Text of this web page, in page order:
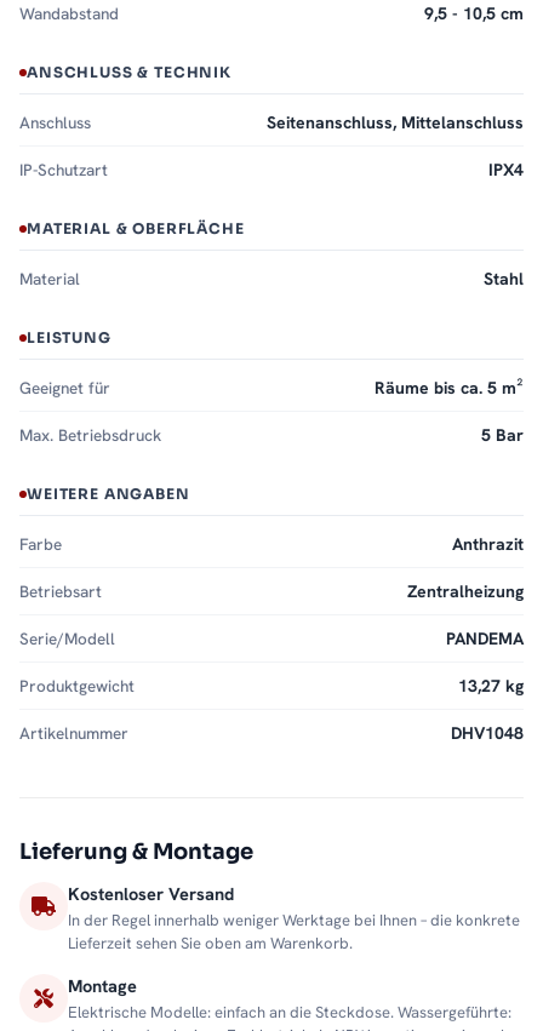
Wandabstand 9,5 - 10,5 cm
ANSCHLUSS & TECHNIK
Anschluss Seitenanschluss, Mittelanschluss
IP-Schutzart IPX4
MATERIAL & OBERFLÄCHE
Material Stahl
LEISTUNG
Geeignet für Räume bis ca. 5 m²
Max. Betriebsdruck 5 Bar
WEITERE ANGABEN
Farbe Anthrazit
Betriebsart Zentralheizung
Serie/Modell PANDEMA
Produktgewicht 13,27 kg
Artikelnummer DHV1048
Lieferung & Montage
Kostenloser Versand
In der Regel innerhalb weniger Werktage bei Ihnen – die konkrete
Lieferzeit sehen Sie oben am Warenkorb.
Montage
Elektrische Modelle: einfach an die Steckdose. Wassergeführte: